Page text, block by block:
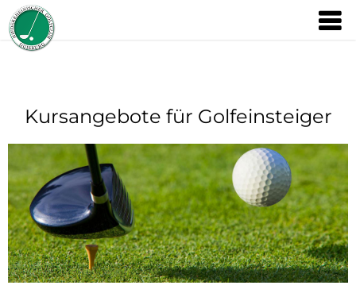
Kursangebote für Golfeinsteiger